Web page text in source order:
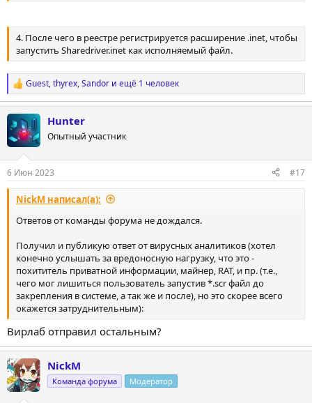
4. После чего в реестре регистрируется расширение .inet, чтобы
запустить Sharedriver.inet как исполняемый файл.
Р
е
к
ц
и
Guest,thyrex,Sandor и ещё 1 человек
Hunter
Опытный участник
6 Июн 2023 #17
NickM написал(а):
Ответов от команды форума не дождался.
Получил и публикую ответ от вирусных аналитиков (хотел
конечно услышать за вредоносную нагрузку, что это -
похититель приватной информации, майнер, RAT, и пр. (т.е.,
чего мог лишиться пользователь запустив *.scr файл до
закрепления в системе, а так же и после), но это скорее всего
окажется затруднительным):
Вирлаб отправил остальным?
NickM
Команда форума Модератор